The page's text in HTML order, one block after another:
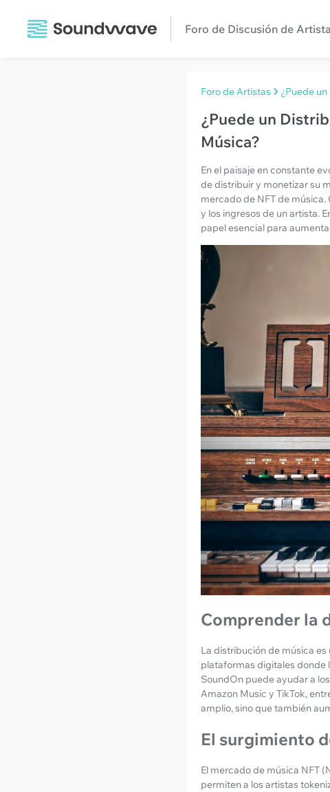
Foro de Discusión de
Foro de Artistas ¿Puede
¿Puede un
Música?
En el paisaje en constante
de distribuir y monetizar su
mercado de NFT de
y los ingresos de un artista.
papel esencial para
Comprender la
La distribución de música
plataformas digitales donde
SoundOn puede ayudar a
Amazon Music y TikTok,
amplio, sino que también
El surgimiento
El mercado de música NFT
permiten a los artistas